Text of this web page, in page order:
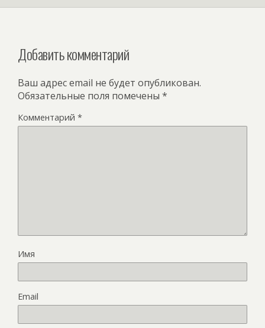
Добавить комментарий
Ваш адрес email не будет опубликован.
Обязательные поля помечены *
Комментарий *
Имя
Email